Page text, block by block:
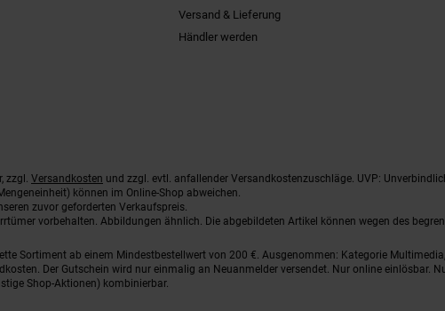
Versand & Lieferung
Händler werden
zzgl. Versandkosten und zzgl. evtl. anfallender Versandkostenzuschläge. UVP:
können im Online-Shop abweichen.
zuvor geforderten Verkaufspreis.
vorbehalten. Abbildungen ähnlich. Die abgebildeten Artikel können wegen des
Sortiment ab einem Mindestbestellwert von 200 €. Ausgenommen: Kategorie
Der Gutschein wird nur einmalig an Neuanmelder versendet. Nur online einlösbar.
Shop-Aktionen) kombinierbar.